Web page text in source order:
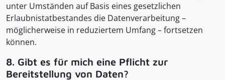
unter Umständen auf Basis eines gesetzlichen
Erlaubnistatbestandes die Datenverarbeitung –
möglicherweise in reduziertem Umfang – fortsetzen
können.
8. Gibt es für mich eine Pflicht zur
Bereitstellung von Daten?